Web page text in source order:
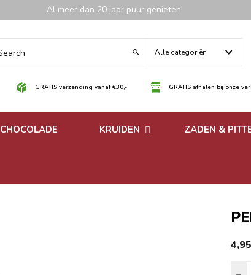
Al meer dan 20 jaar puur genieten
Alle categoriën
GRATIS verzending vanaf €30,- GRATIS afhalen bij onze
CHOCOLADE KRUIDEN
Kruidenmixen zonder
ZADEN &
4,95